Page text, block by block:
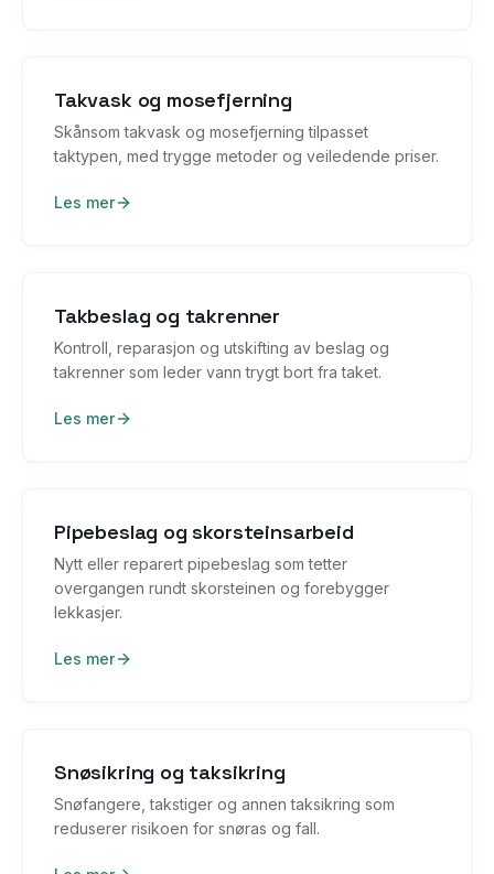
Takvask og mosefjerning
Skånsom takvask og mosefjerning tilpasset
taktypen, med trygge metoder og veiledende priser.
Les mer
Takbeslag og takrenner
Kontroll, reparasjon og utskifting av beslag og
takrenner som leder vann trygt bort fra taket.
Les mer
Pipebeslag og skorsteinsarbeid
Nytt eller reparert pipebeslag som tetter
overgangen rundt skorsteinen og forebygger
lekkasjer.
Les mer
Snøsikring og taksikring
Snøfangere, takstiger og annen taksikring som
reduserer risikoen for snøras og fall.